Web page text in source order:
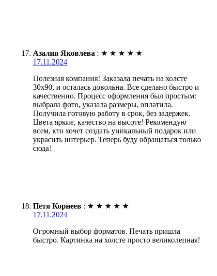
Азалия Яковлева : ★ ★ ★ ★ ★
17.11.2024
Полезная компания! Заказала печать на холсте
30х90, и осталась довольна. Все сделано быстро и
качественно. Процесс оформления был простым:
выбрала фото, указала размеры, оплатила.
Получила готовую работу в срок, без задержек.
Цвета яркие, качество на высоте! Рекомендую
всем, кто хочет создать уникальный подарок или
украсить интерьер. Теперь буду обращаться только
сюда!
Петя Корнеев : ★ ★ ★ ★ ★
17.11.2024
Огромный выбор форматов. Печать пришла
быстро. Картинка на холсте просто великолепная!